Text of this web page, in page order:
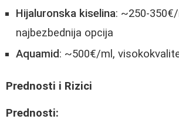
Hijaluronska kiselina: ~250-
najbezbednija opcija
Aquamid: ~500€/ml,
Prednosti i Rizici
Prednosti: